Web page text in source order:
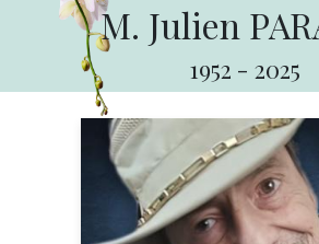
M. Julien
1952 - 2025